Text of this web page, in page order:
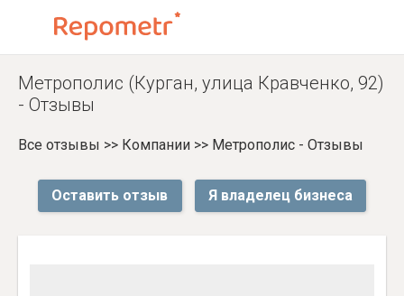
Метрополис (Курган, улица Кравченко, 92)
- Отзывы
Все отзывы >> Компании >> Метрополис - Отзывы
Оставить отзыв Я владелец бизнеса